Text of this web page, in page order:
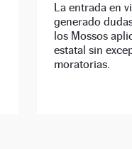
La entrada en
generado
los Mossos
estatal sin
moratorias.